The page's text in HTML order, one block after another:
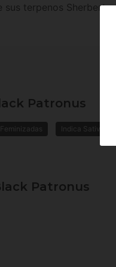
sus terpenos Sherbert.
Patronus
Feminizadas Indica Sativa
Patronus